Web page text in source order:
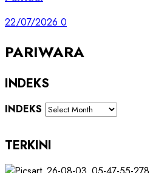
22/07/2026 0
PARIWARA
INDEKS
INDEKS
TERKINI